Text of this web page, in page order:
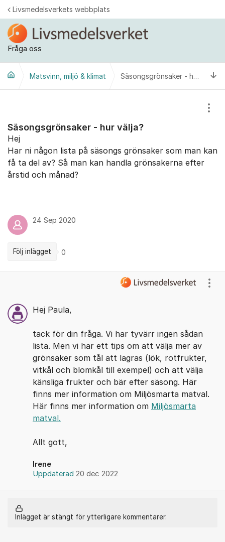
Hoppa till innehåll
Fråga oss
Livsmedelsverkets webbplats
Matsvinn, miljö & klimat Säsongsgrönsaker - hur välja?
Säsongsgrönsaker - hur välja?
Hej
Har ni någon lista på säsongs grönsaker som man kan
få ta del av? Så man kan handla grönsakerna efter
årstid och månad?
24 Sep 2020
Följ inlägget 0
Hej Paula,
tack för din fråga. Vi har tyvärr ingen sådan
lista. Men vi har ett tips om att välja mer av
grönsaker som tål att lagras (lök, rotfrukter,
vitkål och blomkål till exempel) och att välja
känsliga frukter och bär efter säsong. Här
finns mer information om Miljösmarta matval.
Här finns mer information om Miljösmarta
matval.
Allt gott,
Irene
Uppdaterad 20 dec 2022
Inlägget är stängt för ytterligare kommentarer.